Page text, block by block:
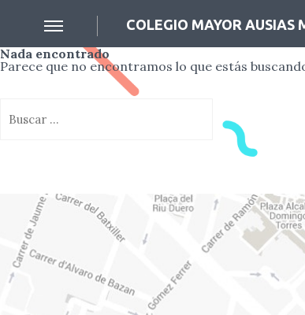
COLEGIO MAYOR AUSIAS
Nada encontrado
Parece que no encontramos lo que estás